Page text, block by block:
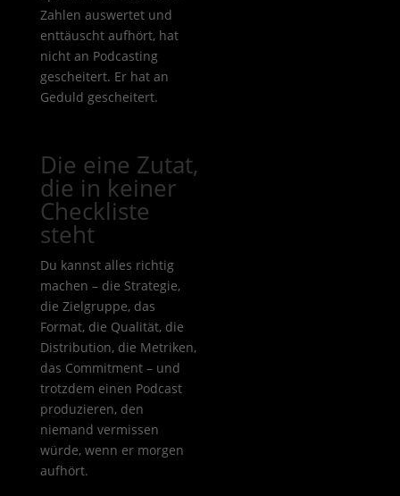
Zahlen auswertet und
enttäuscht aufhört, hat
nicht an Podcasting
gescheitert. Er hat an
Geduld gescheitert.
Die eine Zutat,
die in keiner
Checkliste
steht
Du kannst alles richtig
machen – die Strategie,
die Zielgruppe, das
Format, die Qualität, die
Distribution, die Metriken,
das Commitment – und
trotzdem einen Podcast
produzieren, den
niemand vermissen
würde, wenn er morgen
aufhört.